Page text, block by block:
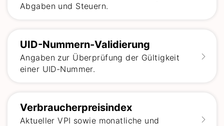
Abgaben und Steuern.
UID-Nummern-Validierung
Angaben zur Überprüfung der Gültigkeit
einer UID-Nummer.
Verbraucherpreisindex
Aktueller VPI sowie monatliche und